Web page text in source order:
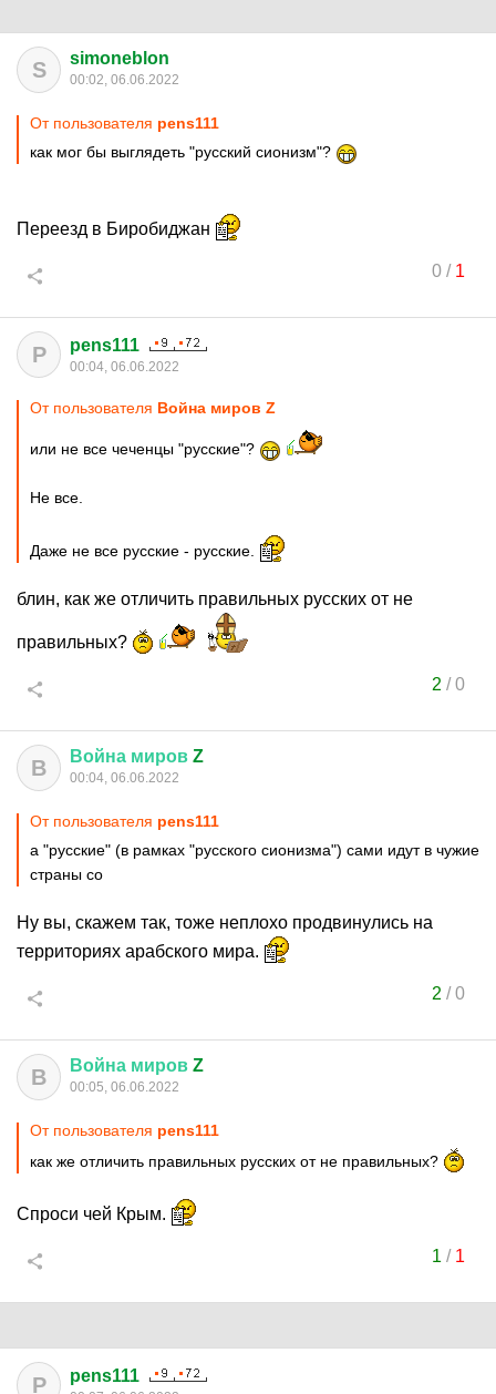
S simoneblon
00:02, 06.06.2022
От пользователя pens111
как мог бы выглядеть "русский сионизм"?
Переезд в Биробиджан
0/ 1
P pens111
00:04, 06.06.2022
От пользователя Война миров Z
или не все чеченцы "русские"?
Не все.
Даже не все русские - русские.
блин, как же отличить правильных русских от не
правильных?
2 /0
В Война миров Z
00:04, 06.06.2022
От пользователя pens111
а "русские" (в рамках "русского сионизма") сами идут в чужие
страны со
Ну вы, скажем так, тоже неплохо продвинулись на
территориях арабского мира.
2 /0
В Война миров Z
00:05, 06.06.2022
От пользователя pens111
как же отличить правильных русских от не правильных?
Спроси чей Крым.
1 / 1
P pens111